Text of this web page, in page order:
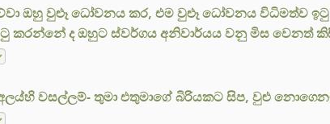
ඔහු වුළූ ධෝවනය කර, එම වුළූ ධෝවනය විධිමත්ව
කරන්නේ ද ඔහුට ස්වර්ගය අනිවාර්යය වනු මිස වෙනත්
වසල්ලම්- තුමා එතුමාගේ බිරියකට සිප, වුළු